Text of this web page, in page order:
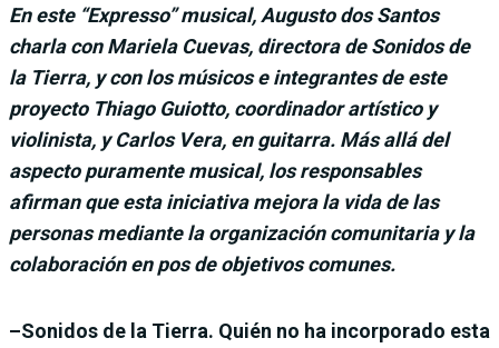
En este “Expresso” musical, Augusto dos Santos
charla con Mariela Cuevas, directora de Sonidos de
la Tierra, y con los músicos e integrantes de este
proyecto Thiago Guiotto, coordinador artístico y
violinista, y Carlos Vera, en guitarra. Más allá del
aspecto puramente musical, los responsables
afirman que esta iniciativa mejora la vida de las
personas mediante la organización comunitaria y la
colaboración en pos de objetivos comunes.
–Sonidos de la Tierra. Quién no ha incorporado esta